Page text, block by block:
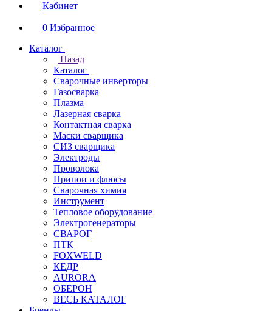
Кабинет
0 Избранное
Каталог
Назад
Каталог
Сварочные инверторы
Газосварка
Плазма
Лазерная сварка
Контактная сварка
Маски сварщика
СИЗ сварщика
Электроды
Проволока
Припои и флюсы
Сварочная химия
Инструмент
Тепловое оборудование
Электрогенераторы
СВАРОГ
ПТК
FOXWELD
КЕДР
AURORA
ОБЕРОН
ВЕСЬ КАТАЛОГ